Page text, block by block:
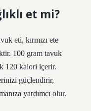
et mi?
eti, kırmızı ete
100 gram tavuk
120 kalori içerir.
güçlendirir,
yardımcı olur.